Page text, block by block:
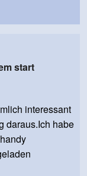
start
interessant
daraus.Ich habe